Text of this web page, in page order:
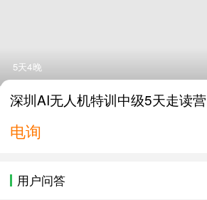
5天4晚
深圳AI无人机特训中级5天走读营
电询
用户问答